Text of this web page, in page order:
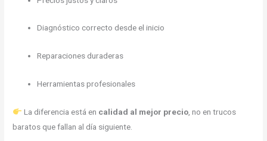
Diagnóstico correcto desde el inicio
Reparaciones duraderas
Herramientas profesionales
La diferencia está en calidad al mejor precio, no en trucos
baratos que fallan al día siguiente.